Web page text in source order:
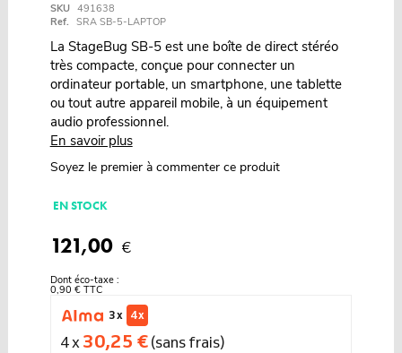
SKU 491638
Ref. SRA SB-5-LAPTOP
La StageBug SB-5 est une boîte de direct stéréo
très compacte, conçue pour connecter un
ordinateur portable, un smartphone, une tablette
ou tout autre appareil mobile, à un équipement
audio professionnel.
En savoir plus
Soyez le premier à commenter ce produit
EN STOCK
121,00 €
Dont éco-taxe :
0,90 € TTC
3 x
4 x
4 x 30,25 €(sans frais)